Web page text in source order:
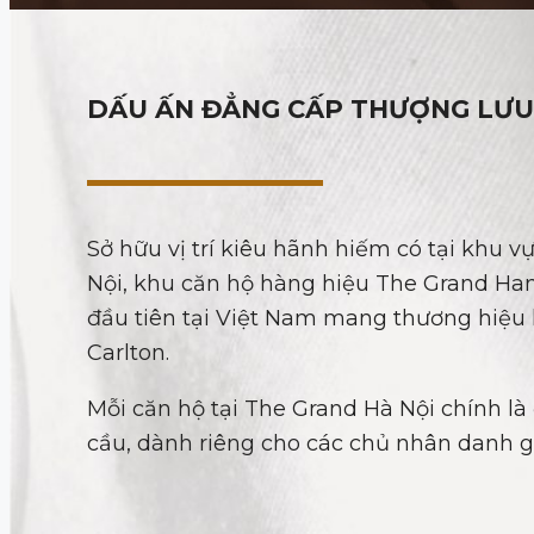
DẤU ẤN ĐẲNG CẤP THƯỢNG LƯU
Sở hữu vị trí kiêu hãnh hiếm có tại khu
Nội, khu căn hộ hàng hiệu The Grand
đầu tiên tại Việt Nam mang thương hiệu
Carlton.
Mỗi căn hộ tại The Grand Hà Nội chính
cầu, dành riêng cho các chủ nhân danh